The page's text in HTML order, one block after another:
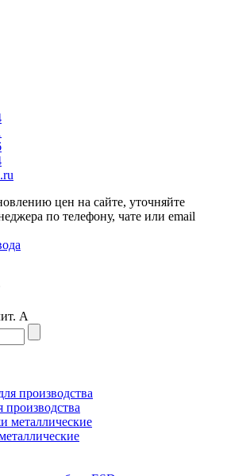
цен на сайте, уточняйте
по телефону, чате или email
А
производства